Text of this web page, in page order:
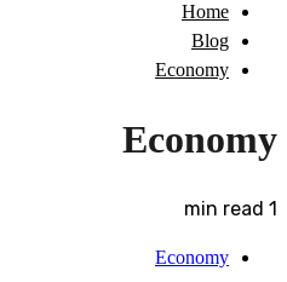
Home
Blog
Economy
Economy
1 min read
Economy